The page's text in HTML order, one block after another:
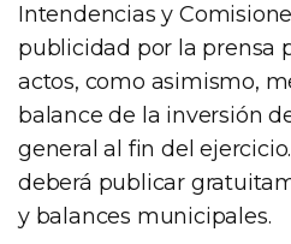
Intendencias y
publicidad por la prensa
actos, como asimismo,
balance de la inversión
general al fin del
deberá publicar
y balances municipales.